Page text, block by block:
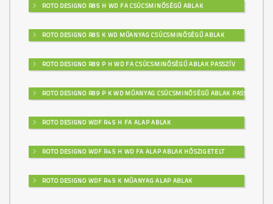
ROTO DESIGNO R85 H WD FA CSÚCSMINŐSÉGŰ ABLAK
ROTO DESIGNO R85 K WD MŰANYAG CSÚCSMINŐSÉGŰ ABLAK
ROTO DESIGNO R89 P H WD FA CSÚCSMINŐSÉGŰ ABLAK PASSZÍV
ROTO DESIGNO R89 P K WD MŰANYAG CSÚCSMINŐSÉGŰ ABLAK PASSZÍV
ROTO DESIGNO WDF R45 H FA ALAP ABLAK
ROTO DESIGNO WDF R45 H WD FA ALAP ABLAK HŐSZIGETELT
ROTO DESIGNO WDF R45 K MŰANYAG ALAP ABLAK